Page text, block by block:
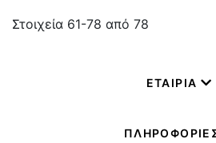
Στοιχεία 61-78 από 78
ΕΤΑΙΡΙΑ